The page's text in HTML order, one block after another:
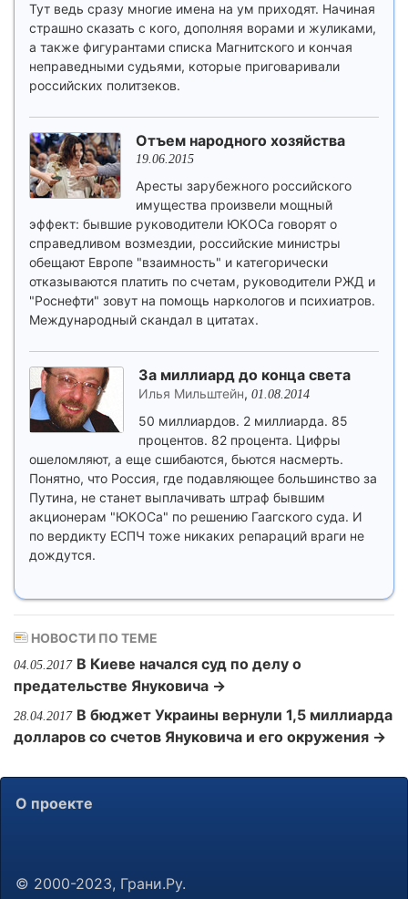
Тут ведь сразу многие имена на ум приходят. Начиная
страшно сказать с кого, дополняя ворами и жуликами,
а также фигурантами списка Магнитского и кончая
неправедными судьями, которые приговаривали
российских политзеков.
Отъем народного хозяйства
19.06.2015
Аресты зарубежного российского
имущества произвели мощный
эффект: бывшие руководители ЮКОСа говорят о
справедливом возмездии, российские министры
обещают Европе "взаимность" и категорически
отказываются платить по счетам, руководители РЖД и
"Роснефти" зовут на помощь наркологов и психиатров.
Международный скандал в цитатах.
За миллиард до конца света
Илья Мильштейн, 01.08.2014
50 миллиардов. 2 миллиарда. 85
процентов. 82 процента. Цифры
ошеломляют, а еще сшибаются, бьются насмерть.
Понятно, что Россия, где подавляющее большинство за
Путина, не станет выплачивать штраф бывшим
акционерам "ЮКОСа" по решению Гаагского суда. И
по вердикту ЕСПЧ тоже никаких репараций враги не
дождутся.
НОВОСТИ ПО ТЕМЕ
04.05.2017 В Киеве начался суд по делу о
предательстве Януковича →
28.04.2017 В бюджет Украины вернули 1,5 миллиарда
долларов со счетов Януковича и его окружения →
О проекте
© 2000-2023, Грани.Ру.